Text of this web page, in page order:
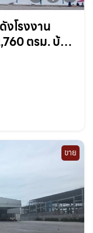
งโรงงาน
ตรม. บ้าน
.บ้านบึง
ขาย